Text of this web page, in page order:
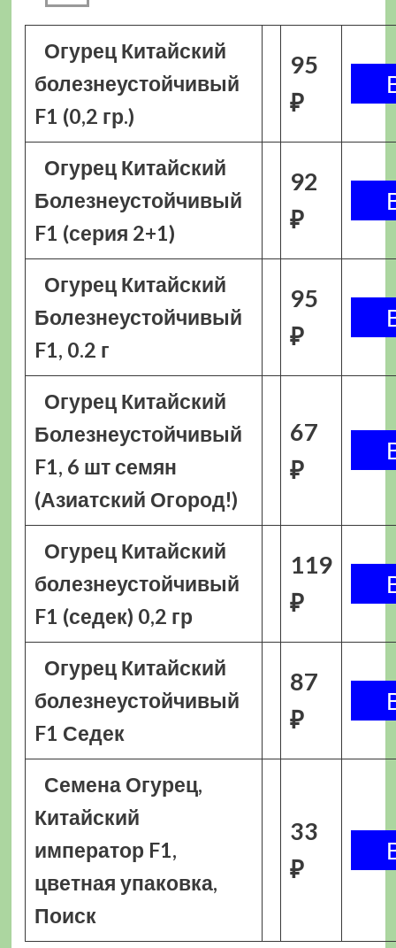
Огурец Китайский
болезнеустойчивый
F1 (0,2 гр.)
95
₽
Огурец Китайский
Болезнеустойчивый
F1 (серия 2+1)
92
₽
Огурец Китайский
Болезнеустойчивый
F1, 0.2 г
95
₽
Огурец Китайский
Болезнеустойчивый
F1, 6 шт семян
(Азиатский Огород!)
67
₽
Огурец Китайский
болезнеустойчивый
F1 (седек) 0,2 гр
119
₽
Огурец Китайский
болезнеустойчивый
F1 Седек
87
₽
Семена Огурец,
Китайский
император F1,
цветная упаковка,
Поиск
33
₽